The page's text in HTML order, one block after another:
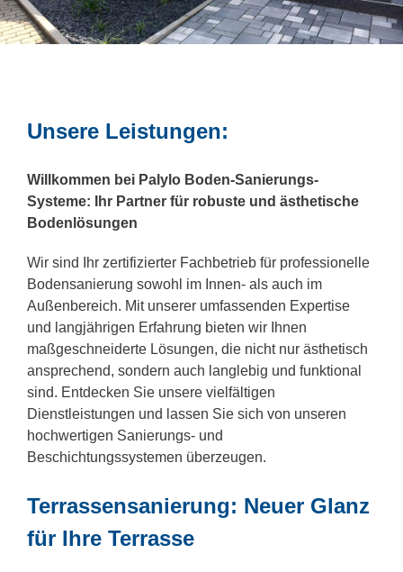
Unsere Leistungen:
Willkommen bei Palylo Boden-Sanierungs-
Systeme: Ihr Partner für robuste und ästhetische
Bodenlösungen
Wir sind Ihr zertifizierter Fachbetrieb für professionelle
Bodensanierung sowohl im Innen- als auch im
Außenbereich. Mit unserer umfassenden Expertise
und langjährigen Erfahrung bieten wir Ihnen
maßgeschneiderte Lösungen, die nicht nur ästhetisch
ansprechend, sondern auch langlebig und funktional
sind. Entdecken Sie unsere vielfältigen
Dienstleistungen und lassen Sie sich von unseren
hochwertigen Sanierungs- und
Beschichtungssystemen überzeugen.
Terrassensanierung: Neuer Glanz
für Ihre Terrasse